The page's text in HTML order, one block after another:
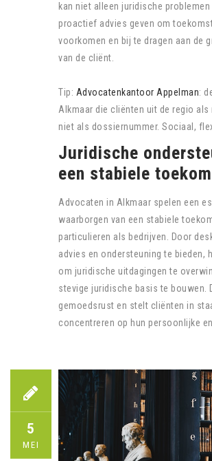
kan niet alleen juridische
proactief advies geven om
voorkomen en bij te dragen aan de
van de cliënt.
Tip: Advocatenkantoor Appelman:
Alkmaar die cliënten uit de regio als
niet als dossiernummer. Sociaal,
Juridische
een stabiele
Advocaten in Alkmaar spelen een
waarborgen van een stabiele
particulieren als bedrijven. Door
advies en ondersteuning te bieden,
om juridische uitdagingen te
stevige juridische basis te bouwen.
gemoedsrust en stelt cliënten in
concentreren op hun persoonlijke
5
MEI